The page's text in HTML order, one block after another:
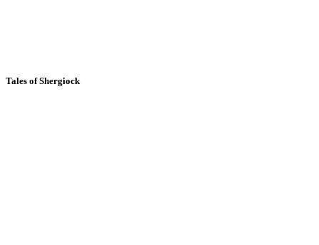
Tales of Shergiock